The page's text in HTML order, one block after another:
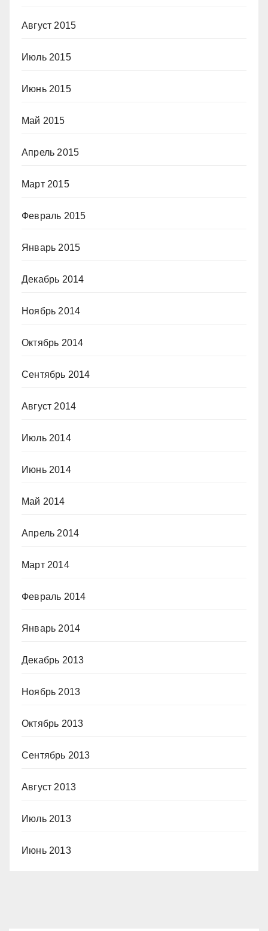
Август 2015
Июль 2015
Июнь 2015
Май 2015
Апрель 2015
Март 2015
Февраль 2015
Январь 2015
Декабрь 2014
Ноябрь 2014
Октябрь 2014
Сентябрь 2014
Август 2014
Июль 2014
Июнь 2014
Май 2014
Апрель 2014
Март 2014
Февраль 2014
Январь 2014
Декабрь 2013
Ноябрь 2013
Октябрь 2013
Сентябрь 2013
Август 2013
Июль 2013
Июнь 2013